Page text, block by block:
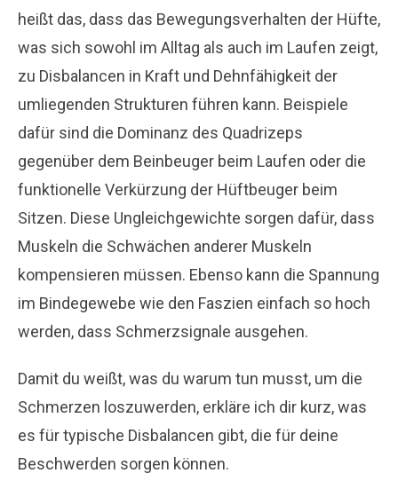
heißt das, dass das Bewegungsverhalten der Hüfte,
was sich sowohl im Alltag als auch im Laufen zeigt,
zu Disbalancen in Kraft und Dehnfähigkeit der
umliegenden Strukturen führen kann. Beispiele
dafür sind die Dominanz des Quadrizeps
gegenüber dem Beinbeuger beim Laufen oder die
funktionelle Verkürzung der Hüftbeuger beim
Sitzen. Diese Ungleichgewichte sorgen dafür, dass
Muskeln die Schwächen anderer Muskeln
kompensieren müssen. Ebenso kann die Spannung
im Bindegewebe wie den Faszien einfach so hoch
werden, dass Schmerzsignale ausgehen.
Damit du weißt, was du warum tun musst, um die
Schmerzen loszuwerden, erkläre ich dir kurz, was
es für typische Disbalancen gibt, die für deine
Beschwerden sorgen können.